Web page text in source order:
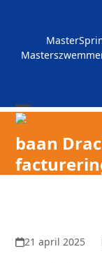
Open
mobile
menu
Close
mobile
menu
baan
21 april 2025